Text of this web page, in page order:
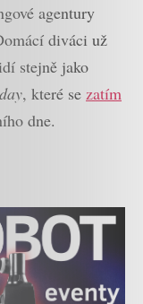
agentury
diváci už
stejně jako
, které se zatím
dne.